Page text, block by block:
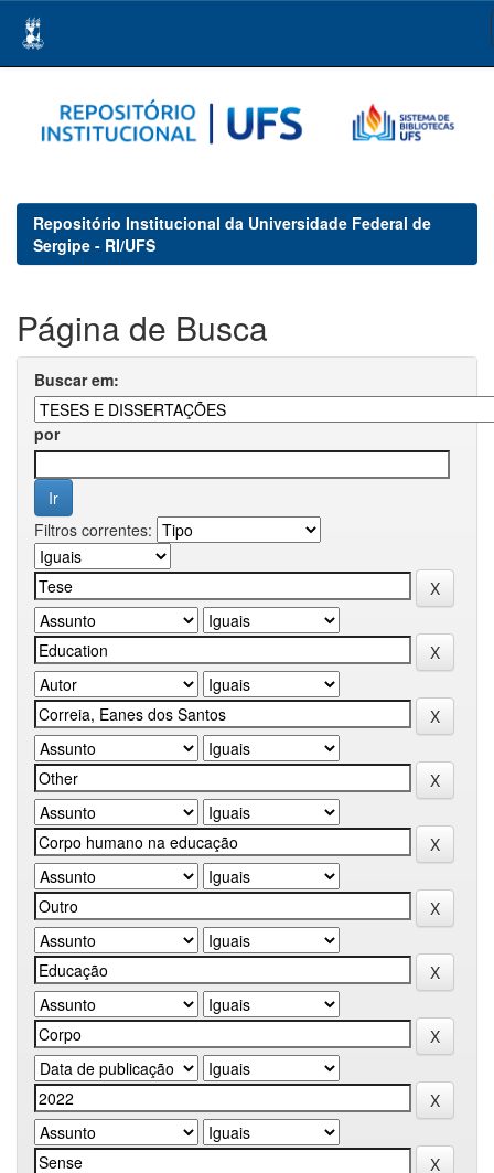
navigation
Repositório Institucional da Universidade Federal de
Sergipe - RI/UFS
Página de Busca
Buscar em:
por
Filtros correntes: